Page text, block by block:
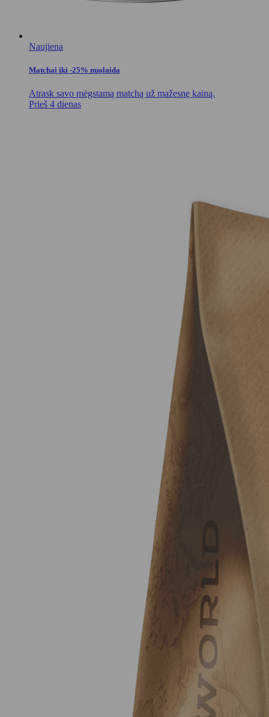
Naujiena
Matchai iki -25% nuolaida
Atrask savo mėgstamą matchą už mažesnę kainą.
Prieš 4 dienas